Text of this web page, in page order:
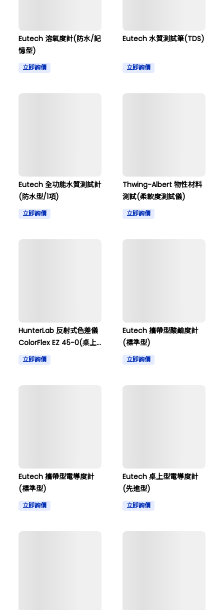
Eutech 溶氧度計(防水/記
憶型)
立即詢價
Eutech 水質測試筆(TDS)
立即詢價
Eutech 全功能水質測試計
(防水型/1項)
立即詢價
Thwing-Albert 物性材料
測試(柔軟度測試儀)
立即詢價
HunterLab 反射式色差儀
ColorFlex EZ 45-0(桌上
型)立即詢價
Eutech 攜帶型酸鹼度計
(標準型)
立即詢價
Eutech 攜帶型電導度計
(標準型)
立即詢價
Eutech 桌上型電導度計
(先進型)
立即詢價